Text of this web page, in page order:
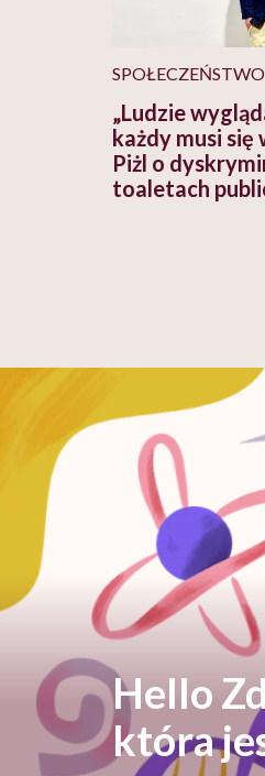
SPOŁECZEŃSTWO
„Ludzie
każdy musi się
Piżl o
toaletach
Hello
która